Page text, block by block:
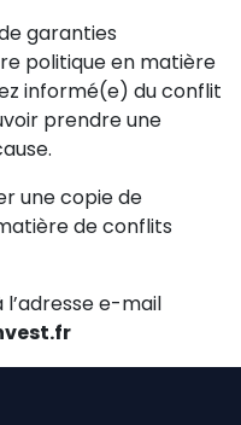
garanties
politique en matière
informé(e) du conflit
prendre une
une copie de
de conflits
e-mail